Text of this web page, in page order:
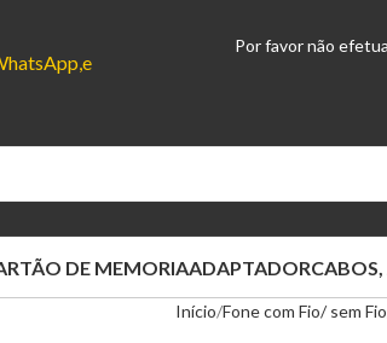
Por favor não
DE MEMORIAADAPTADOR
Início Fone com Fio/ sem Fio